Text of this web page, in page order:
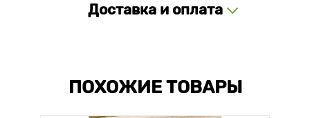
Доставка и оплата
ПОХОЖИЕ ТОВАРЫ